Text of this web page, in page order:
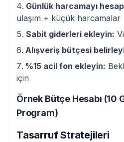
Günlük harcamayı
ulaşım + küçük harcamalar
Sabit giderleri ekleyin:
Alışveriş bütçesi
%15 acil fon ekleyin:
için
Örnek Bütçe Hesabı (10
Program)
Tasarruf Stratejileri